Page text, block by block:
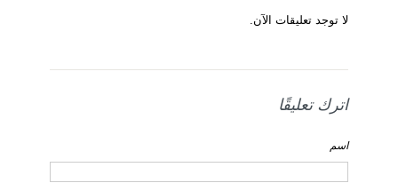
لا توجد تعليقات الآن.
اترك تعليقًا
اسم